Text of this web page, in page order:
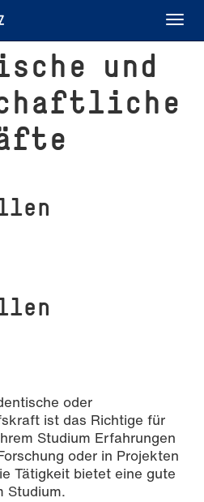
und
oder
ist das Richtige für
Studium Erfahrungen
oder in Projekten
Tätigkeit bietet eine gute
Studium.